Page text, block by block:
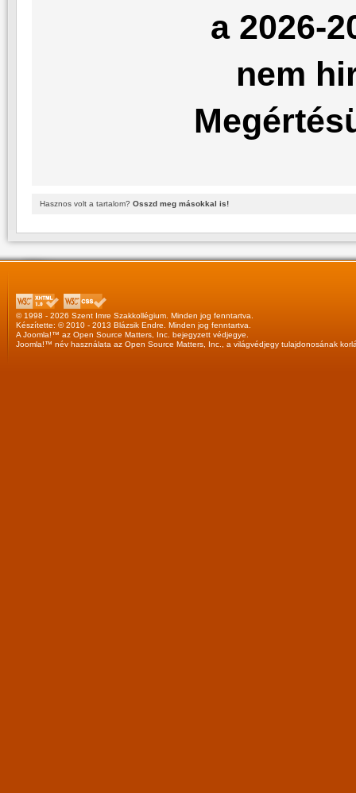
a 2026-
nem
Hasznos volt a tartalom? Osszd meg másokkal is!
© 1998 - 2026 Szent Imre Szakkollégium. Minden jog fenntartva.
Készítette: © 2010 - 2013 Blázsik Endre . Minden jog fenntartva.
A Joomla!™ az Open Source Matters, Inc. bejegyzett védjegye.
Joomla!™ név használata az Open Source Matters, Inc. , a világvédjegy tulajdonosának